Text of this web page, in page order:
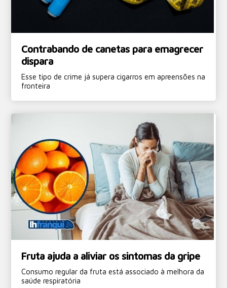
Contrabando de canetas para emagrecer
dispara
Esse tipo de crime já supera cigarros em apreensões na
fronteira
Fruta ajuda a aliviar os sintomas da gripe
Consumo regular da fruta está associado à melhora da
saúde respiratória